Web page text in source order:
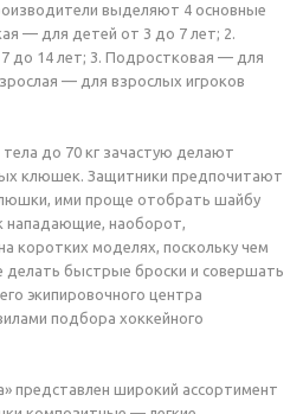
выделяют 4 основные
— для детей от 3 до 7 лет; 2.
до 14 лет; 3. Подростковая — для
— для взрослых игроков
до 70 кг зачастую делают
клюшек. Защитники предпочитают
ими проще отобрать шайбу
нападающие, наоборот,
коротких моделях, поскольку чем
быстрые броски и совершать
экипировочного центра
подбора хоккейного
представлен широкий ассортимент